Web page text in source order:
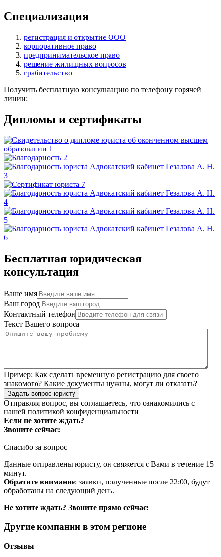
Специализация
регистрация и открытие ООО
корпоративное право
предпринимательское право
решение жилищных вопросов
грабительство
Получить бесплатную консультацию по телефону горячей
линии:
Дипломы и сертификаты
Бесплатная юридическая
консультация
Ваше имя
Ваш город
Контактный телефон
Текст Вашего вопроса
Пример: Как сделать временную регистрацию для своего
знакомого? Какие документы нужны, могут ли отказать?
Задать вопрос юристу
Отправляя вопрос, вы соглашаетесь, что ознакомились с
нашей политикой конфиденциальности
Если не хотите ждать?
Звоните сейчас:
Спасибо за вопрос
Данные отправлены юристу, он свяжется с Вами в течение 15
минут.
Обратите внимание: заявки, полученные после 22:00, будут
обработаны на следующий день.
Не хотите ждать? Звоните прямо сейчас:
Другие компании в этом регионе
Отзывы